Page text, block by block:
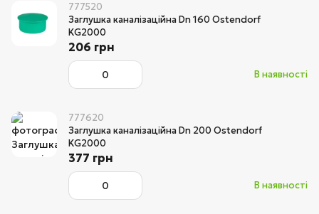
777520
Заглушка каналізаційна Dn 160 Ostendorf
KG2000
В наявності
206 грн
777620
Заглушка каналізаційна Dn 200 Ostendorf
KG2000
В наявності
377 грн